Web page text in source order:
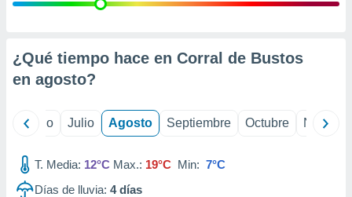
e
mediante
de
¿Qué tiempo hace en Corral de Bustos
en agosto?
Junio Julio Agosto Septiembre Octubre
T. Media: 12°C Max.: 19°C Min: 7°C
Días de lluvia: 4días